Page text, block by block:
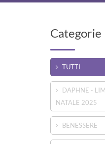
Categorie
TUTTI
DAPHNE -
NATALE 2025
BENESSERE